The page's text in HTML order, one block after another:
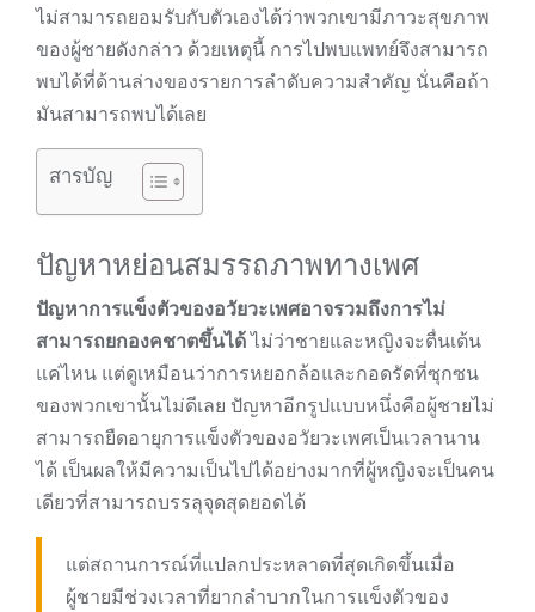
ไม่สามารถยอมรับกับตัวเองได้ว่าพวกเขามีภาวะสุขภาพ
ของผู้ชายดังกล่าว ด้วยเหตุนี้ การไปพบแพทย์จึงสามารถ
พบได้ที่ด้านล่างของรายการลำดับความสำคัญ นั่นคือถ้า
มันสามารถพบได้เลย
สารบัญ
ปัญหาหย่อนสมรรถภาพทางเพศ
ปัญหาการแข็งตัวของอวัยวะเพศอาจรวมถึงการไม่
สามารถยกองคชาตขึ้นได้ไม่ว่าชายและหญิงจะตื่นเต้น
แค่ไหน แต่ดูเหมือนว่าการหยอกล้อและกอดรัดที่ซุกซน
ของพวกเขานั้นไม่ดีเลย ปัญหาอีกรูปแบบหนึ่งคือผู้ชายไม่
สามารถยืดอายุการแข็งตัวของอวัยวะเพศเป็นเวลานาน
ได้ เป็นผลให้มีความเป็นไปได้อย่างมากที่ผู้หญิงจะเป็นคน
เดียวที่สามารถบรรลุจุดสุดยอดได้
แต่สถานการณ์ที่แปลกประหลาดที่สุดเกิดขึ้นเมื่อ
ผู้ชายมีช่วงเวลาที่ยากลำบากในการแข็งตัวของ